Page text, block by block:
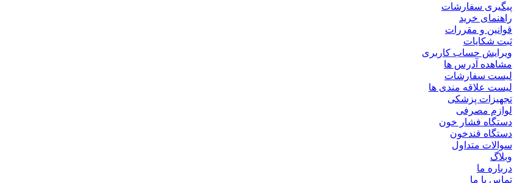
پیگیری سفارشات
راهنمای خرید
قوانین و مقررات
ثبت شکایات
ویرایش حساب کاربری
مشاهده آدرس ها
لیست سفارشات
لیست علاقه مندی ها
تجهیزات پزشکی
لوازم مصرفی
دستگاه فشار خون
دستگاه قندخون
سوالات متداول
وبلاگ
درباره ما
تماس با ما